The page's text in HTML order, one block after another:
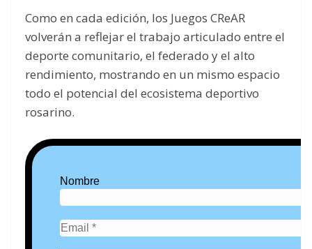
Como en cada edición, los Juegos CReAR
volverán a reflejar el trabajo articulado entre el
deporte comunitario, el federado y el alto
rendimiento, mostrando en un mismo espacio
todo el potencial del ecosistema deportivo
rosarino.
Nombre